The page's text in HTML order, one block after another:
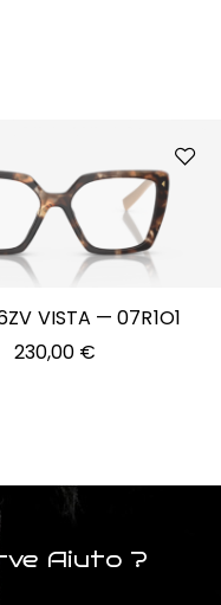
VISTA — 07R1O1
230,00 €
Aiuto ?